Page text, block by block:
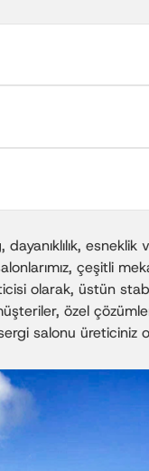
çeşitli
olarak, üstün
özel
salonu üreticiniz